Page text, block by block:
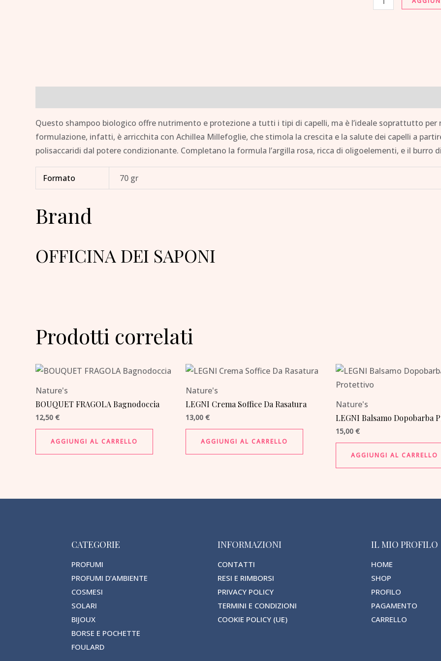
Questo shampoo biologico offre nutrimento e protezione a tutti i tipi di capelli, ma è l’ideale soprattutto per
formulazione, infatti, è arricchita con Achillea Millefoglie, che stimola la crescita e la salute dei capelli a
polisaccaridi dal potere condizionante. Completano la formula l’argilla rosa, ricca di oligoelementi, e il burro
Formato 70 gr
Brand
OFFICINA DEI SAPONI
Prodotti correlati
Nature's
BOUQUET FRAGOLA Bagnodoccia
12,50 €
AGGIUNGI AL CARRELLO
Nature's
LEGNI Crema Soffice Da Rasatura
13,00 €
AGGIUNGI AL CARRELLO
Nature's
LEGNI Balsamo Dopobarba
15,00 €
AGGIUNGI AL CARRELLO
CATEGORIE
PROFUMI
PROFUMI D’AMBIENTE
COSMESI
SOLARI
BIJOUX
BORSE E POCHETTE
FOULARD
INFORMAZIONI
CONTATTI
RESI E RIMBORSI
PRIVACY POLICY
TERMINI E CONDIZIONI
COOKIE POLICY (UE)
IL MIO PROFILO
HOME
SHOP
PROFILO
PAGAMENTO
CARRELLO